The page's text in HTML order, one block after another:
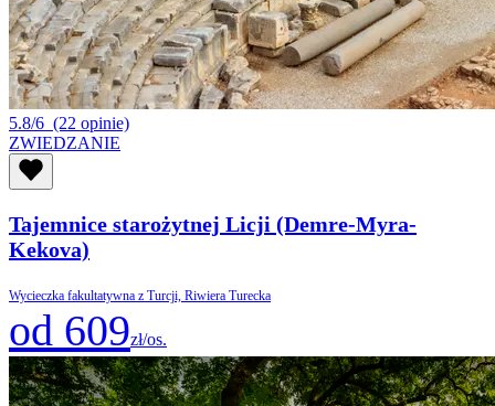
5.8/6 (22 opinie)
ZWIEDZANIE
Tajemnice starożytnej Licji (Demre-Myra-
Kekova)
Wycieczka fakultatywna z Turcji, Riwiera Turecka
od 609zł/os.